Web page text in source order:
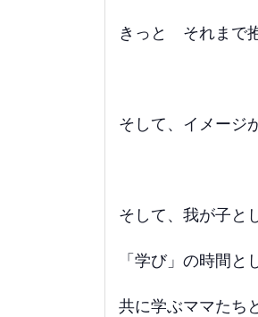
きっと それまで
そして、イメージ
そして、我が子と
「学び」の時間
共に学ぶママたち